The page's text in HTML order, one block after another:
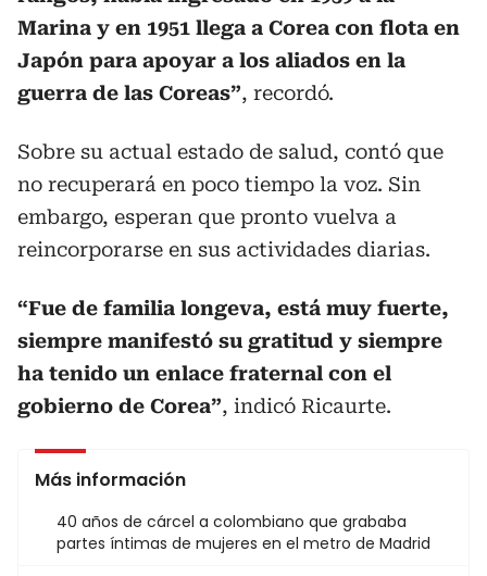
Marina y en 1951 llega a Corea con flota en
Japón para apoyar a los aliados en la
guerra de las Coreas”, recordó.
Sobre su actual estado de salud, contó que
no recuperará en poco tiempo la voz. Sin
embargo, esperan que pronto vuelva a
reincorporarse en sus actividades diarias.
“Fue de familia longeva, está muy fuerte,
siempre manifestó su gratitud y siempre
ha tenido un enlace fraternal con el
gobierno de Corea”, indicó Ricaurte.
Más información
40 años de cárcel a colombiano que grababa
partes íntimas de mujeres en el metro de Madrid